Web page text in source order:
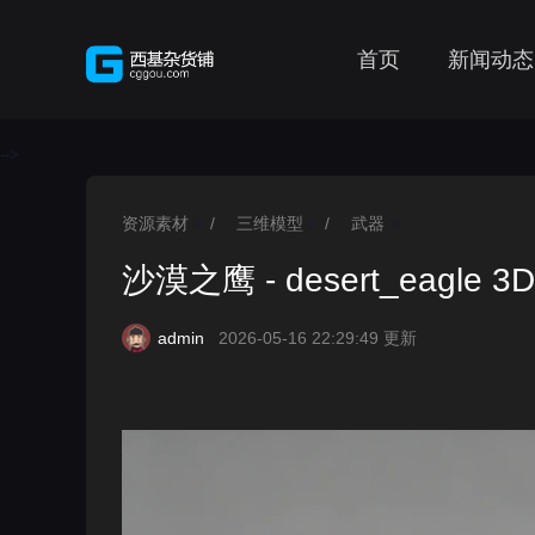
首页 新闻动态
-->
资源素材 / 三维模型 / 武器
沙漠之鹰 - desert_eagle
admin 2026-05-16 22:29:49 更新